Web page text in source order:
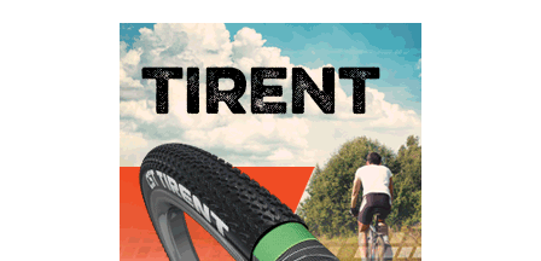
Previous